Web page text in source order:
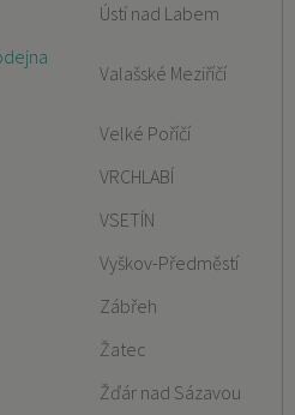
Ústí nad Labem
Valašské Meziříčí
Velké Poříčí
VRCHLABÍ
VSETÍN
Vyškov-Předměstí
Zábřeh
Žatec
Žďár nad Sázavou